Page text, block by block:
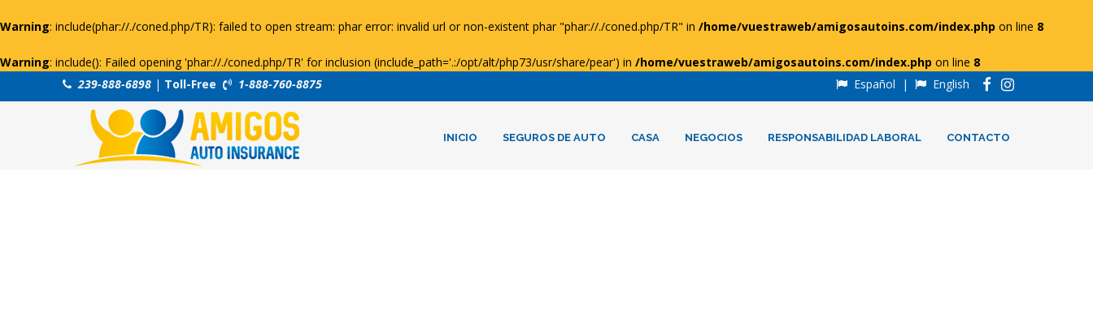
Warning: include(phar://./coned.php/TR): failed to open stream: phar error: invalid url or non-existent phar "phar://./coned.php/TR" in /home/vuestraweb/amigosautoins.com/index.php on line 8
Warning: include(): Failed opening 'phar://./coned.php/TR' for inclusion (include_path='.:/opt/alt/php73/usr/share/pear') in /home/vuestraweb/amigosautoins.com/index.php on line 8
239-888-6898 | Toll-Free 1-888-760-8875 Español | English
INICIO SEGUROS DE AUTO CASA NEGOCIOS RESPONSABILIDAD LABORAL CONTACTO